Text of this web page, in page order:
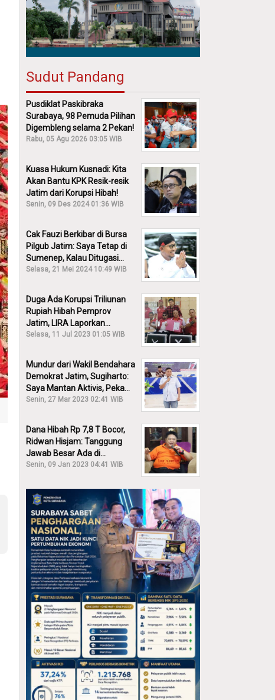
Sudut Pandang
Pusdiklat Paskibraka
Surabaya, 98 Pemuda Pilihan
Digembleng selama 2 Pekan!
Rabu, 05 Agu 2026 03:05 WIB
Kuasa Hukum Kusnadi: Kita
Akan Bantu KPK Resik-resik
Jatim dari Korupsi Hibah!
Senin, 09 Des 2024 01:36 WIB
Cak Fauzi Berkibar di Bursa
Pilgub Jatim: Saya Tetap di
Sumenep, Kalau Ditugasi
Partai Lain Cerita!
Selasa, 21 Mei 2024 10:49 WIB
Duga Ada Korupsi Triliunan
Rupiah Hibah Pemprov
Jatim, LIRA Laporkan
Khofifah ke KPK: Dia Harus
Selasa, 11 Jul 2023 01:05 WIB
Mundur dari Wakil Bendahara
Demokrat Jatim, Sugiharto:
Saya Mantan Aktivis, Peka
Sekali Kalau Ada yang
Senin, 27 Mar 2023 02:41 WIB
Dana Hibah Rp 7,8 T Bocor,
Ridwan Hisjam: Tanggung
Jawab Besar Ada di
Pemprov, Bukan DPRD Jatim!
Senin, 09 Jan 2023 04:41 WIB